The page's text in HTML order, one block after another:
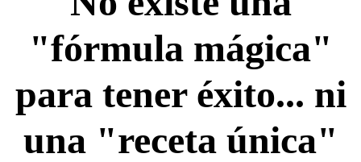
"fórmula mágica"
para tener éxito... ni
una "receta única"